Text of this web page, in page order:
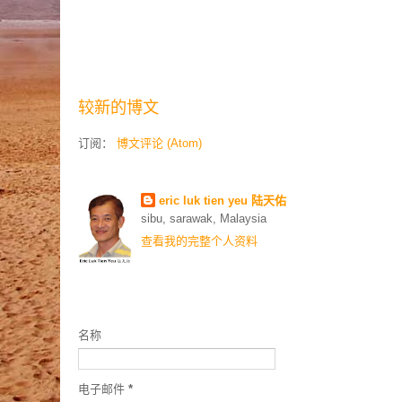
较新的博文
订阅： 博文评论 (Atom)
eric luk tien yeu 陆天佑
sibu, sarawak, Malaysia
查看我的完整个人资料
名称
电子邮件 *